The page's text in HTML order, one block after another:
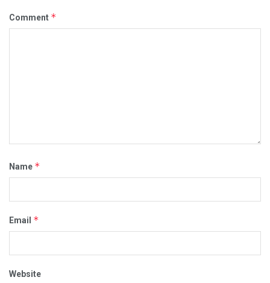
Comment *
Name *
Email *
Website